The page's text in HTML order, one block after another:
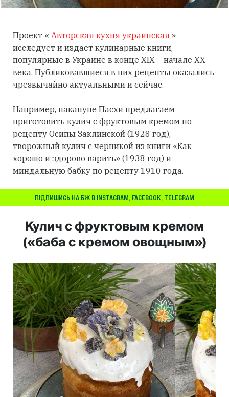
Проект « Авторская кухня украинская »
исследует и издает кулинарные книги,
популярные в Украине в конце XIX – начале XX
века. Публиковавшиеся в них рецепты оказались
чрезвычайно актуальными и сейчас.
Например, накануне Пасхи предлагаем
приготовить кулич с фруктовым кремом по
рецепту Осипы Заклинской (1928 год),
творожный кулич с черникой из книги «Как
хорошо и здорово варить» (1938 год) и
миндальную бабку по рецепту 1910 года.
ПІДПИШИСЬ НА БЖ В INSTAGRAM, FACEBOOK, TELEGRAM
Кулич с фруктовым кремом
(«баба с кремом овощным»)